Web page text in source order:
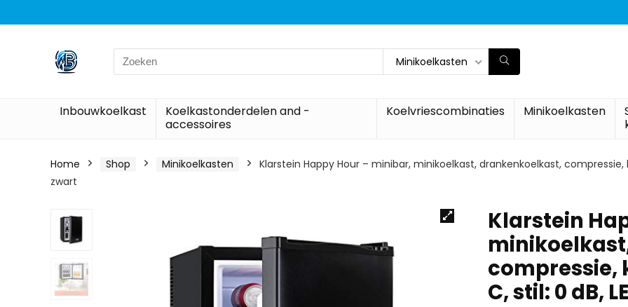
Search
for:
Minikoelkasten
Inbouwkoelkast
Koelkastonderdelen and -
accessoires
Koelvriescombinaties Minikoelkasten
Home Shop Minikoelkasten
Klarstein Happy Hour – minibar, minikoelkast, drankenkoelkast,
zwart
Klarstein
compressie,
C, stil: 0 dB,